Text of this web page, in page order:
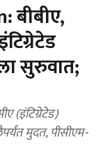
बीबीए,
सुरुवात;
(इंटिग्रेटेड)
मुदत, पीसीएम-